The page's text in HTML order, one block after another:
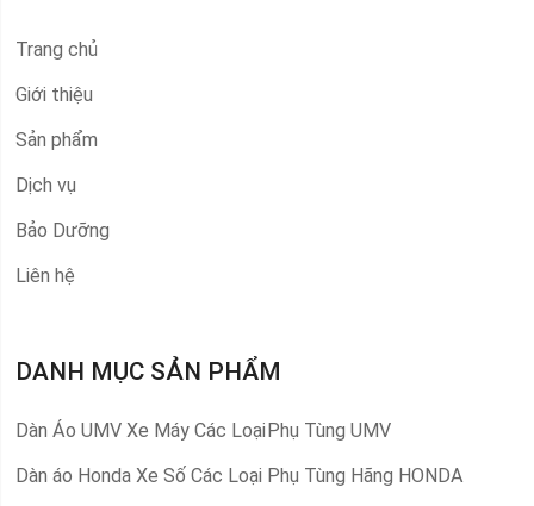
Trang chủ
Giới thiệu
Sản phẩm
Dịch vụ
Bảo Dưỡng
Liên hệ
DANH MỤC SẢN PHẨM
Dàn Áo UMV Xe Máy Các LoạiPhụ Tùng UMV
Dàn áo Honda Xe Số Các Loại Phụ Tùng Hãng HONDA